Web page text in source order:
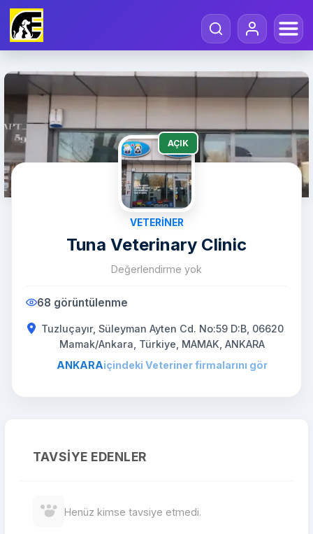
AÇIK
VETERINER
Tuna Veterinary Clinic
Değerlendirme yok
68 görüntülenme
Tuzluçayır, Süleyman Ayten Cd. No:59 D:B, 06620
Mamak/Ankara, Türkiye, MAMAK, ANKARA
ANKARAiçindeki Veteriner firmalarını gör
TAVSIYE EDENLER
Henüz kimse tavsiye etmedi.